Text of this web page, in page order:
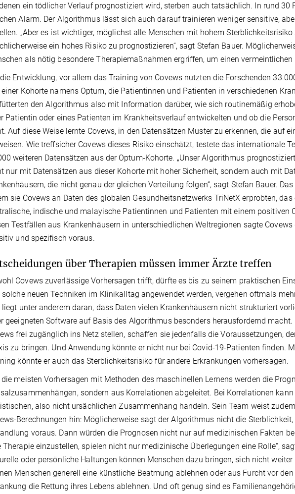
ein tödlicher Verlauf prognostiziert wird, sterben auch tatsächlich. In rund
Alarm. Der Algorithmus lässt sich auch darauf trainieren weniger sensitive,
„Aber es ist wichtiger, möglichst alle Menschen mit hohem
ein hohes Risiko zu prognostizieren“, sagt Stefan Bauer.
als nötig besondere Therapiemaßnahmen ergriffen, um einen
Entwicklung, vor allem das Training von Covews nutzten die Forschenden
Kohorte namens Optum, die Patientinnen und Patienten in verschiedenen
den Algorithmus also mit Information darüber, wie sich routinemäßig
Patientin oder eines Patienten im Krankheitsverlauf entwickelten und ob die
Auf diese Weise lernte Covews, in den Datensätzen Muster zu erkennen, die auf
Wie treffsicher Covews dieses Risiko einschätzt, testete das internationale
weiteren Datensätzen aus der Optum-Kohorte. „Unser Algorithmus
nur mit Datensätzen aus dieser Kohorte mit hoher Sicherheit, sondern auch mit
die nicht genau der gleichen Verteilung folgen“, sagt Stefan Bauer.
sie Covews an Daten des globalen Gesundheitsnetzwerks TriNetX erprobten,
indische und malayische Patientinnen und Patienten mit einem positiven
Testfällen aus Krankenhäusern in unterschiedlichen Weltregionen sagte
und spezifisch voraus.
über Therapien müssen immer Ärzte treffen
Covews zuverlässige Vorhersagen trifft, dürfte es bis zu seinem praktischen
solche neuen Techniken im Klinikalltag angewendet werden, vergehen oftmals
liegt unter anderem daran, dass Daten vielen Krankenhäusern nicht strukturiert
geeigneten Software auf Basis des Algorithmus besonders herausfordernd macht.
frei zugänglich ins Netz stellen, schaffen sie jedenfalls die Voraussetzungen,
zu bringen. Und Anwendung könnte er nicht nur bei Covid-19-Patienten finden.
könnte er auch das Sterblichkeitsrisiko für andere Erkrankungen vorhersagen.
die meisten Vorhersagen mit Methoden des maschinellen Lernens werden die
sondern aus Korrelationen abgeleitet. Bei Korrelationen
also nicht ursächlichen Zusammenhang handeln. Sein Team weist
Berechnungen hin: Möglicherweise sagt der Algorithmus nicht die
voraus. Dann würden die Prognosen nicht nur auf medizinischen Fakten
Therapie einzustellen, spielen nicht nur medizinische Überlegungen eine Rolle“,
oder persönliche Haltungen können Menschen dazu bringen, sich nicht
Menschen generell eine künstliche Beatmung ablehnen oder aus Furcht vor
die Rettung ihres Lebens ablehnen. Und oft genug sind es